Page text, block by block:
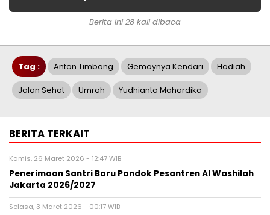
Berita ini 28 kali dibaca
Tag : Anton Timbang Gemoynya Kendari Hadiah
Jalan Sehat Umroh Yudhianto Mahardika
BERITA TERKAIT
Kamis, 26 Maret 2026 - 12:47 WIB
Penerimaan Santri Baru Pondok Pesantren Al Washilah
Jakarta 2026/2027
Selasa, 3 Maret 2026 - 00:17 WIB